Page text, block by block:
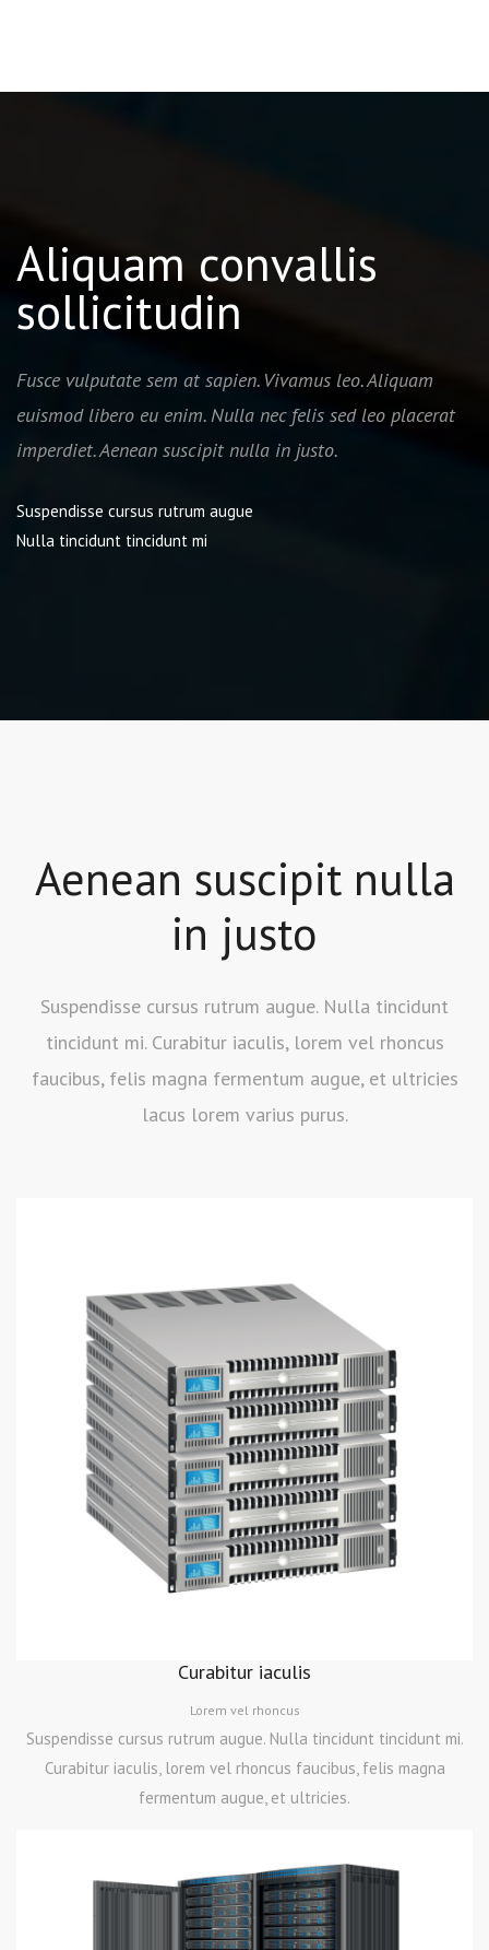
Aliquam convallis
sollicitudin
Fusce vulputate sem at sapien. Vivamus leo. Aliquam
euismod libero eu enim. Nulla nec felis sed leo placerat
imperdiet. Aenean suscipit nulla in justo.
Suspendisse cursus rutrum augue
Nulla tincidunt tincidunt mi
Aenean suscipit nulla
in justo
Suspendisse cursus rutrum augue. Nulla tincidunt
tincidunt mi. Curabitur iaculis, lorem vel rhoncus
faucibus, felis magna fermentum augue, et ultricies
lacus lorem varius purus.
Curabitur iaculis
Lorem vel rhoncus
Suspendisse cursus rutrum augue. Nulla tincidunt tincidunt mi.
Curabitur iaculis, lorem vel rhoncus faucibus, felis magna
fermentum augue, et ultricies.